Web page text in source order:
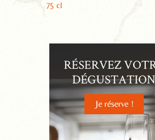
75 cl